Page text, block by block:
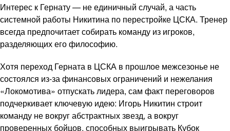
Интерес к Гернату — не единичный случай, а часть
системной работы Никитина по перестройке ЦСКА. Тренер
всегда предпочитает собирать команду из игроков,
разделяющих его философию.
Хотя переход Герната в ЦСКА в прошлое межсезонье не
состоялся из-за финансовых ограничений и нежелания
«Локомотива» отпускать лидера, сам факт переговоров
подчеркивает ключевую идею: Игорь Никитин строит
команду не вокруг абстрактных звезд, а вокруг
проверенных бойцов, способных выигрывать Кубок